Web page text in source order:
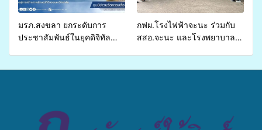
ชีวิตประชาชนอย่างยั่งยืน
มรภ.สงขลา ยกระดับการ
ประชาสัมพันธ์ในยุคดิจิทัล
กฟผ.โรงไฟฟ้าจะนะ ร่วมกับ
สสอ.จะนะ และโรงพยาบาล